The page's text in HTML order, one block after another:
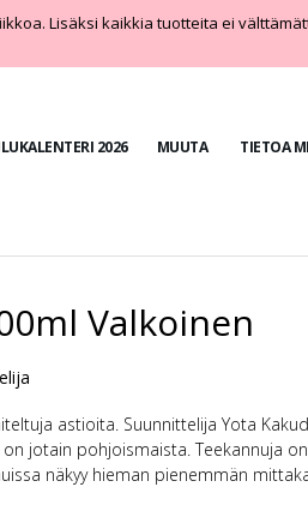
Lisäksi kaikkia tuotteita ei
2026 MUUTA TIETOA
Valkoinen
astioita. Suunnittelija Yota
jotain pohjoismaista. Teekannuja
näkyy hieman pienemmän